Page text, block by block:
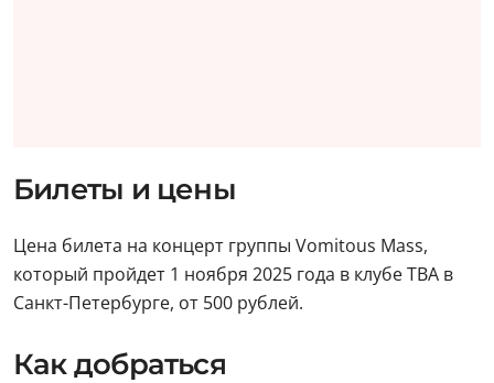
Билеты и цены
Цена билета на концерт группы Vomitous Mass,
который пройдет 1 ноября 2025 года в клубе ТВА в
Санкт-Петербурге, от 500 рублей.
Как добраться